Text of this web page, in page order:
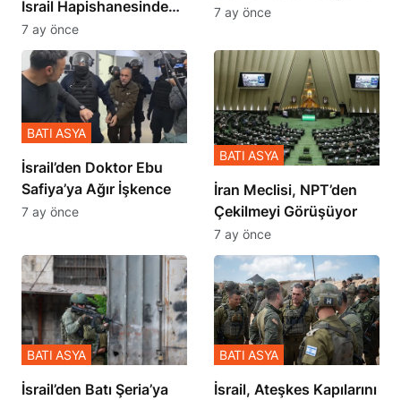
İsrail Hapishanesindeki
Zulmü Anlattı
7 ay önce
İçinde Gerçekleşmiş
7 ay önce
İsrail’den Doktor Ebu
Safiya’ya Ağır İşkence
BATI ASYA
7 ay önce
İran Meclisi, NPT’den
Çekilmeyi Görüşüyor
BATI ASYA
7 ay önce
​​​​​​​İsrail’den Batı Şeria’ya
BATI ASYA
İsrail, Ateşkes Kapılarını
BATI ASYA